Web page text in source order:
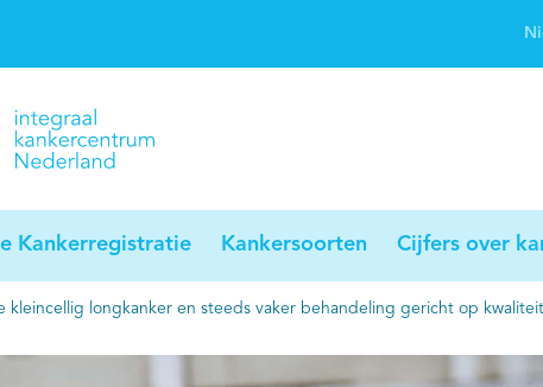
kanker
Kankerregistratie Kankersoorten Cijfers over
kleincellig longkanker en steeds vaker behandeling gericht op